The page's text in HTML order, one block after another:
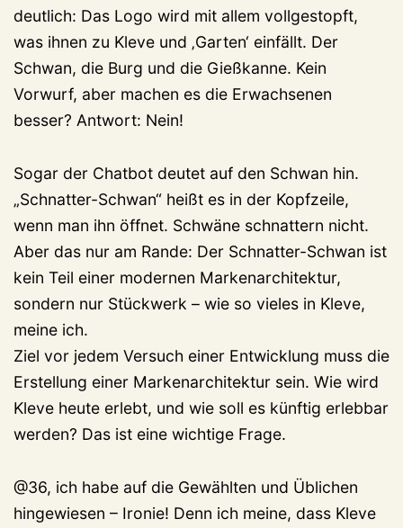
deutlich: Das Logo wird mit allem vollgestopft,
was ihnen zu Kleve und ‚Garten‘ einfällt. Der
Schwan, die Burg und die Gießkanne. Kein
Vorwurf, aber machen es die Erwachsenen
besser? Antwort: Nein!
Sogar der Chatbot deutet auf den Schwan hin.
„Schnatter-Schwan“ heißt es in der Kopfzeile,
wenn man ihn öffnet. Schwäne schnattern nicht.
Aber das nur am Rande: Der Schnatter-Schwan ist
kein Teil einer modernen Markenarchitektur,
sondern nur Stückwerk – wie so vieles in Kleve,
meine ich.
Ziel vor jedem Versuch einer Entwicklung muss die
Erstellung einer Markenarchitektur sein. Wie wird
Kleve heute erlebt, und wie soll es künftig erlebbar
werden? Das ist eine wichtige Frage.
@36, ich habe auf die Gewählten und Üblichen
hingewiesen – Ironie! Denn ich meine, dass Kleve